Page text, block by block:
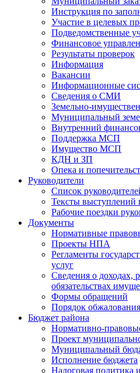
Инструкция по
Участие в целевых
Подведомственные
Финансовое
Результаты проверок
Информация
Вакансии
Информационные
Сведения о СМИ
Земельно-
Муниципальный
Внутренний
Поддержка МСП
Имущество МСП
КДН и ЗП
Опека и
Руководители
Список
Тексты выступлений
Рабочие поездки
Документы
Нормативные
Проекты НПА
Регламенты
услуг
Сведения о доходах,
обязательствах
Формы обращений
Порядок обжалования
Бюджет района
Нормативно-
Проект
Муниципальный
Исполнение бюджета
Налоговая политика